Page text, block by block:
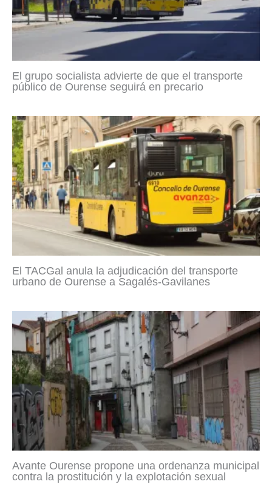
El grupo socialista advierte de que el transporte
público de Ourense seguirá en precario
El TACGal anula la adjudicación del transporte
urbano de Ourense a Sagalés-Gavilanes
Avante Ourense propone una ordenanza municipal
contra la prostitución y la explotación sexual